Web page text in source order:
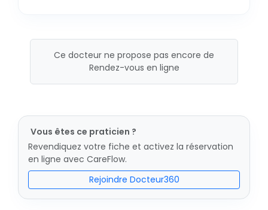
Ce docteur ne propose pas encore de
Rendez-vous en ligne
Vous êtes ce praticien ?
Revendiquez votre fiche et activez la réservation
en ligne avec CareFlow.
Rejoindre Docteur360